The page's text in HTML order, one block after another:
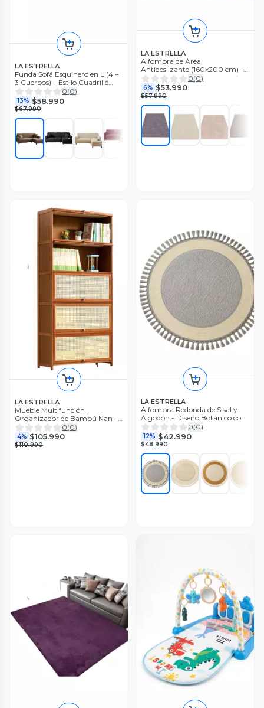
LA ESTRELLA
Funda Sofá Esquinero en L (4 +
3 Cuerpos) – Estilo Cuadrillé
CSM
0(0)
13% $58.990
$67.990
LA ESTRELLA
Alfombra de Área
Antideslizante (160x200 cm) -
0(0)
6% $53.990
$57.990
LA ESTRELLA
Mueble Multifunción
Organizador de Bambú Nan – 5
Cajones (70x33x75 cm) TF
0(0)
4% $105.990
$110.990
LA ESTRELLA
Alfombra Redonda de Sisal y
Algodón - Diseño Botánico con
Borlas WM.
0(0)
12% $42.990
$48.990